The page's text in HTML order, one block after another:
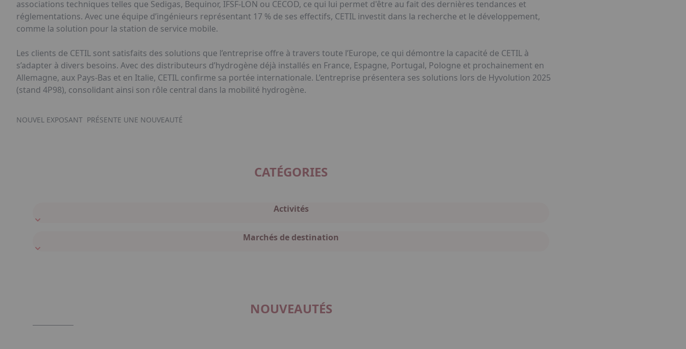
associations techniques telles que Sedigas, Bequinor, IFSF-LON ou CECOD, ce qui lui permet d'être au fait des dernières tendances et
réglementations. Avec une équipe d’ingénieurs représentant 17 % de ses effectifs, CETIL investit dans la recherche et le développement,
comme la solution pour la station de service mobile.
Les clients de CETIL sont satisfaits des solutions que l’entreprise offre à travers toute l’Europe, ce qui démontre la capacité de CETIL à
s’adapter à divers besoins. Avec des distributeurs d’hydrogène déjà installés en France, Espagne, Portugal, Pologne et prochainement en
Allemagne, aux Pays-Bas et en Italie, CETIL confirme sa portée internationale. L’entreprise présentera ses solutions lors de Hyvolution 2025
(stand 4P98), consolidant ainsi son rôle central dans la mobilité hydrogène.
NOUVEL EXPOSANT PRÉSENTE UNE NOUVEAUTÉ
CATÉGORIES
Activités
Marchés de destination
NOUVEAUTÉS